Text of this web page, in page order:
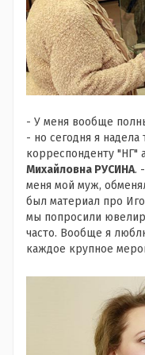
- У меня вообще
- но сегодня я
корреспонденту "НГ"
Михайловна РУСИНА.
меня мой муж,
был материал про
мы попросили
часто. Вообще я
каждое крупное